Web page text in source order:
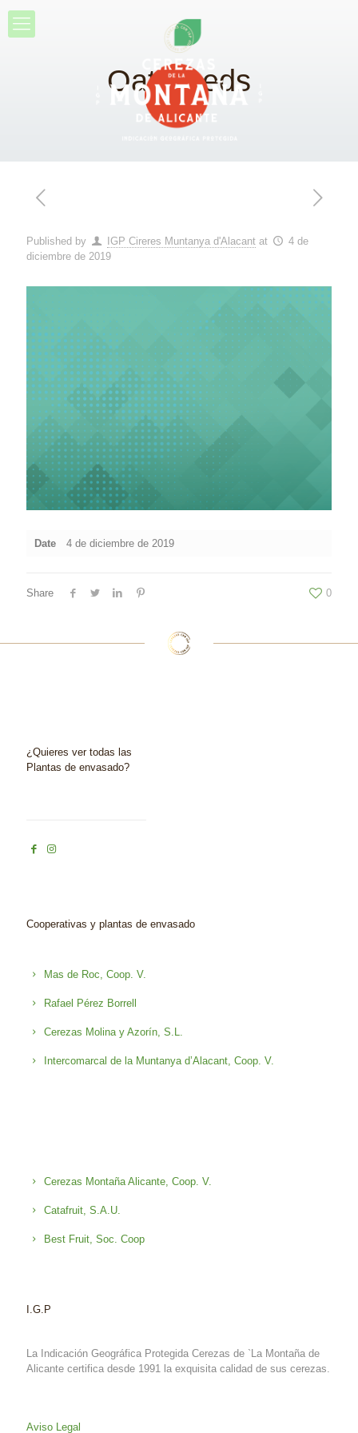
Oat Seeds
Published by IGP Cireres Muntanya d'Alacant at
4 de
diciembre de 2019
Date 4 de diciembre de 2019
Share 0
¿Quieres ver todas las
Plantas de envasado?
Cooperativas y plantas de envasado
Mas de Roc, Coop. V.
Rafael Pérez Borrell
Cerezas Molina y Azorín, S.L.
Intercomarcal de la Muntanya d’Alacant, Coop. V.
Cerezas Montaña Alicante, Coop. V.
Catafruit, S.A.U.
Best Fruit, Soc. Coop
I.G.P
La Indicación Geográfica Protegida Cerezas de `La Montaña de
Alicante certifica desde 1991 la exquisita calidad de sus cerezas.
Aviso Legal